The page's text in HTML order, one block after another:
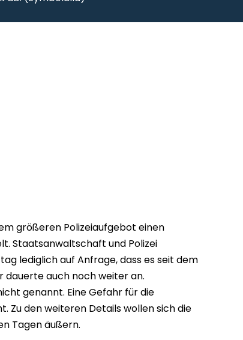
größeren Polizeiaufgebot einen
Staatsanwaltschaft und Polizei
lediglich auf Anfrage, dass es seit dem
dauerte auch noch weiter an.
genannt. Eine Gefahr für die
Zu den weiteren Details wollen sich die
Tagen äußern.